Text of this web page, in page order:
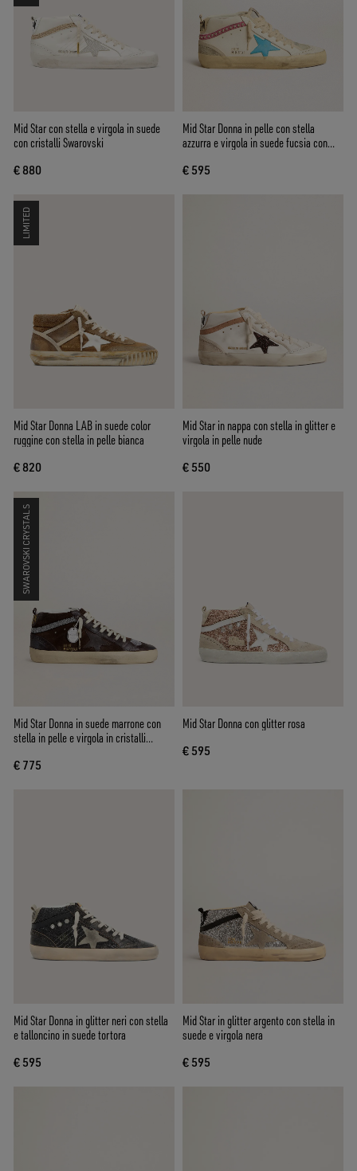
Mid Star con stella e virgola in suede
con cristalli Swarovski
€ 880
Mid Star Donna in pelle con stella
azzurra e virgola in suede fucsia con
€ 595
LIMITED
Mid Star Donna LAB in suede color
ruggine con stella in pelle bianca
€ 820
Mid Star in nappa con stella in glitter e
virgola in pelle nude
€ 550
SWAROVSKI CRYSTALS
Mid Star Donna in suede marrone con
stella in pelle e virgola in cristalli
€ 775
Mid Star Donna con glitter rosa
€ 595
Mid Star Donna in glitter neri con stella
e talloncino in suede tortora
€ 595
Mid Star in glitter argento con stella in
suede e virgola nera
€ 595